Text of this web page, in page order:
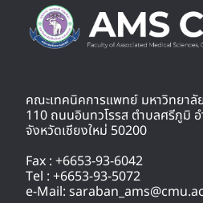
คณะเทคนิคการแพทย์ มหาวิทยาลั
110 ถนนอินทวโรรส ตำบลศรีภูมิ อ
จังหวัดเชียงใหม่ 50200
Fax : +6653-93-6042
Tel : +6653-93-5072
e-Mail: